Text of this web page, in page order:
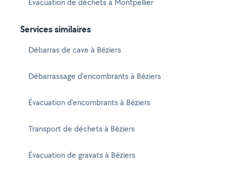
Évacuation de déchets à Montpellier
Services similaires
Débarras de cave à Béziers
Débarrassage d'encombrants à Béziers
Évacuation d'encombrants à Béziers
Transport de déchets à Béziers
Évacuation de gravats à Béziers